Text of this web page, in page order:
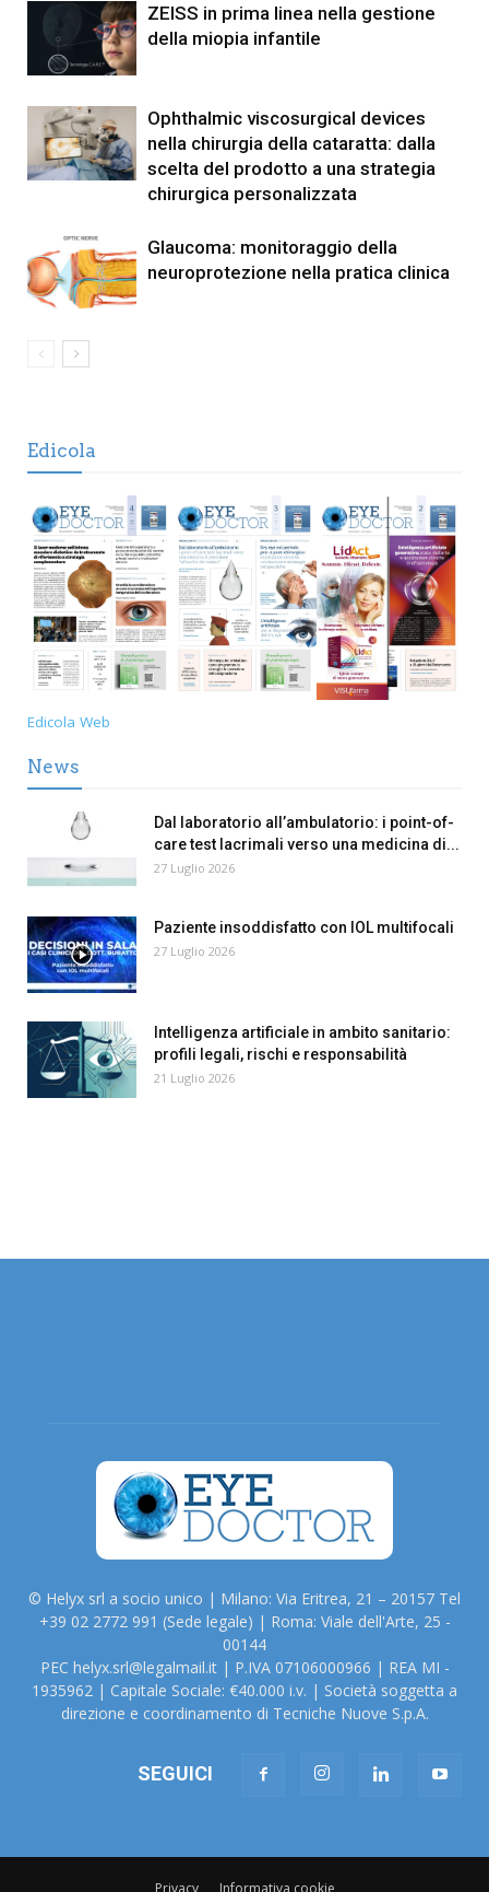
ZEISS in prima linea nella gestione
della miopia infantile
Ophthalmic viscosurgical devices
nella chirurgia della cataratta: dalla
scelta del prodotto a una strategia
chirurgica personalizzata
Glaucoma: monitoraggio della
neuroprotezione nella pratica clinica
Edicola
Edicola Web
News
Dal laboratorio all’ambulatorio: i point-of-
care test lacrimali verso una medicina di...
27 Luglio 2026
Paziente insoddisfatto con IOL multifocali
27 Luglio 2026
Intelligenza artificiale in ambito sanitario:
profili legali, rischi e responsabilità
21 Luglio 2026
© Helyx srl a socio unico | Milano: Via Eritrea, 21 – 20157 Tel
+39 02 2772 991 (Sede legale) | Roma: Viale dell'Arte, 25 -
00144
PEC helyx.srl@legalmail.it | P.IVA 07106000966 | REA MI -
1935962 | Capitale Sociale: €40.000 i.v. | Società soggetta a
direzione e coordinamento di Tecniche Nuove S.p.A.
SEGUICI